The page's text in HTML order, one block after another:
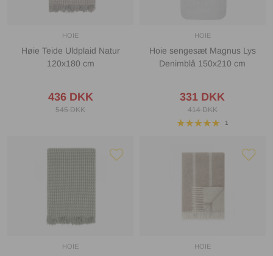
HOIE
Høie Teide Uldplaid Natur
120x180 cm
436 DKK
545 DKK
HOIE
Hoie sengesæt Magnus Lys
Denimblå 150x210 cm
331 DKK
414 DKK
1
HOIE HOIE